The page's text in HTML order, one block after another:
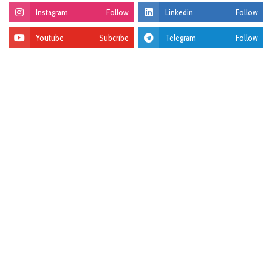
Instagram Follow Linkedin Follow
Youtube Subcribe Telegram Follow